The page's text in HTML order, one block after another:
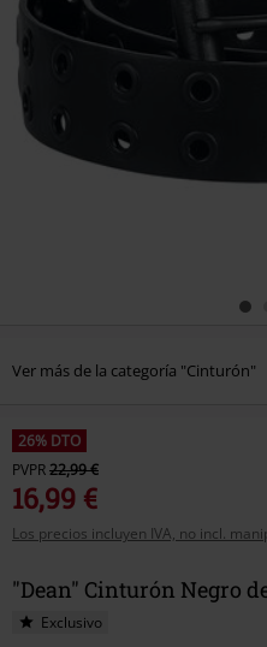
Ver más de la categoría "Cinturón"
26% DTO
PVPR22,99 €
16,99 €
Los precios incluyen IVA, no incl.
"Dean" Cinturón Negro
Exclusivo